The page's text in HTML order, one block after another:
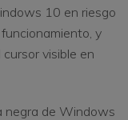
10 en riesgo
y
visible en
negra de Windows